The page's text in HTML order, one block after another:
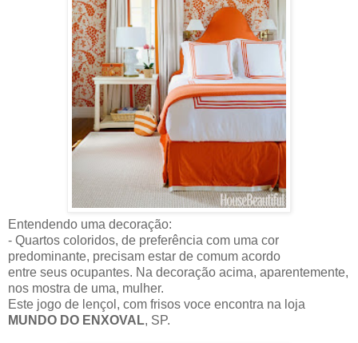
Entendendo uma decoração:
- Quartos coloridos, de preferência com uma cor
predominante, precisam estar de comum acordo
entre seus ocupantes. Na decoração acima, aparentemente,
nos mostra de uma, mulher.
Este jogo de lençol, com frisos voce encontra na loja
MUNDO DO ENXOVAL, SP.